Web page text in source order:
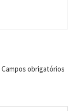
Campos obrigatórios